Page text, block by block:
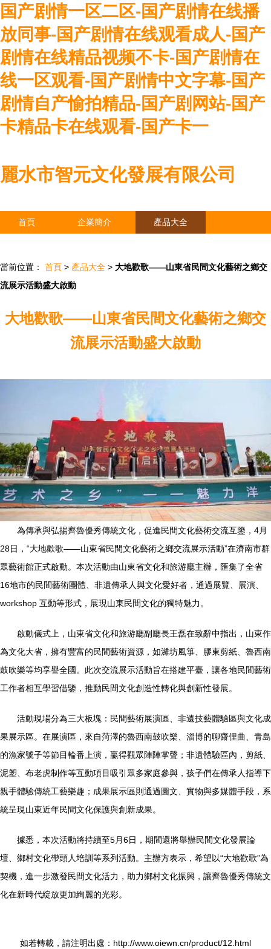
国产剧情一区二区-国产剧情在线播
放同事-国产剧情在线观看成人-国产
剧情在线精品视频不卡-国产剧情在
线一区观看-国产剧情中文字幕-国产
剧情自产愉拍精品-国产剧网站-国产
卡精品卡在线观看-国产卡一
麗水市智元文化發展有限公司
首頁 企業簡介 產品大全
當前位置： 首頁 > 產品大全 > 大地歡歌——山東省民間文化藝術之鄉交
流展示活動盛大啟動
大地歡歌——山東省民間文化藝術之鄉交
流展示活動盛大啟動
為傳承與弘揚齊魯優秀傳統文化，促進民間文化藝術交流互鑒，4月
28日，“大地歡歌——山東省民間文化藝術之鄉交流展示活動”在濟南市群
眾藝術館正式啟動。本次活動由山東省文化和旅游廳主辦，匯集了全省
16地市的民間藝術團體、非遺傳承人與文化愛好者，通過展覽、展演、
workshop 互動等形式，展現山東民間文化的獨特魅力。
啟動儀式上，山東省文化和旅游廳副廳長王磊在致辭中指出，山東作
為文化大省，擁有豐富的民間藝術資源，如濰坊風箏、膠東剪紙、魯西南
鼓吹樂等均享譽全國。此次交流展示活動旨在搭建平臺，讓各地民間藝術
工作者相互學習借鑒，推動民間文化創造性轉化與創新性發展。
活動現場分為三大板塊：民間藝術展演區、非遺技藝體驗區與文化成
果展示區。在展演區，來自菏澤的魯西南鼓吹樂、淄博的聊齋俚曲、青島
的漁家號子等節目輪番上演，贏得觀眾陣陣掌聲；非遺體驗區內，剪紙、
泥塑、布老虎制作等互動項目吸引眾多家庭參與，孩子們在傳承人指導下
親手體驗傳統工藝樂趣；成果展示區則通過圖文、實物與多媒體手段，系
統呈現山東近年民間文化保護與創新成果。
據悉，本次活動將持續至5月6日，期間還將舉辦民間文化發展論
壇、鄉村文化帶頭人培訓等系列活動。主辦方表示，希望以“大地歡歌”為
契機，進一步激發民間文化活力，助力鄉村文化振興，讓齊魯優秀傳統文
化在新時代綻放更加絢麗的光彩。
如若轉載，請注明出處：http://www.oiewn.cn/product/12.html